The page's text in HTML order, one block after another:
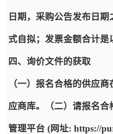
日期，采购公告发布日
式自拟；发票金额合计
四、询价文件的获取
（一）报名合格的供应
应商库。（二）请报名
管理平台 (网址: https://